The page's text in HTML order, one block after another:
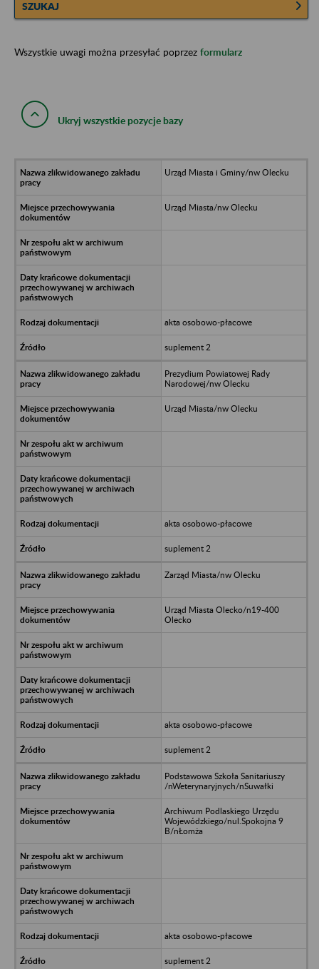
SZUKAJ
Wszystkie uwagi można przesyłać poprzez formularz
Ukryj wszystkie pozycje bazy
Urząd Miasta i Gminy/nw Olecku
Urząd Miasta/nw Olecku
akta osobowo-płacowe
suplement 2
Prezydium Powiatowej Rady
Narodowej/nw Olecku
Urząd Miasta/nw Olecku
akta osobowo-płacowe
suplement 2
Zarząd Miasta/nw Olecku
Urząd Miasta Olecko/n19-400
Olecko
akta osobowo-płacowe
suplement 2
Podstawowa Szkoła Sanitariuszy
/nWeterynaryjnych/nSuwałki
Archiwum Podlaskiego Urzędu
Wojewódzkiego/nul.Spokojna 9
B/nŁomża
akta osobowo-płacowe
suplement 2